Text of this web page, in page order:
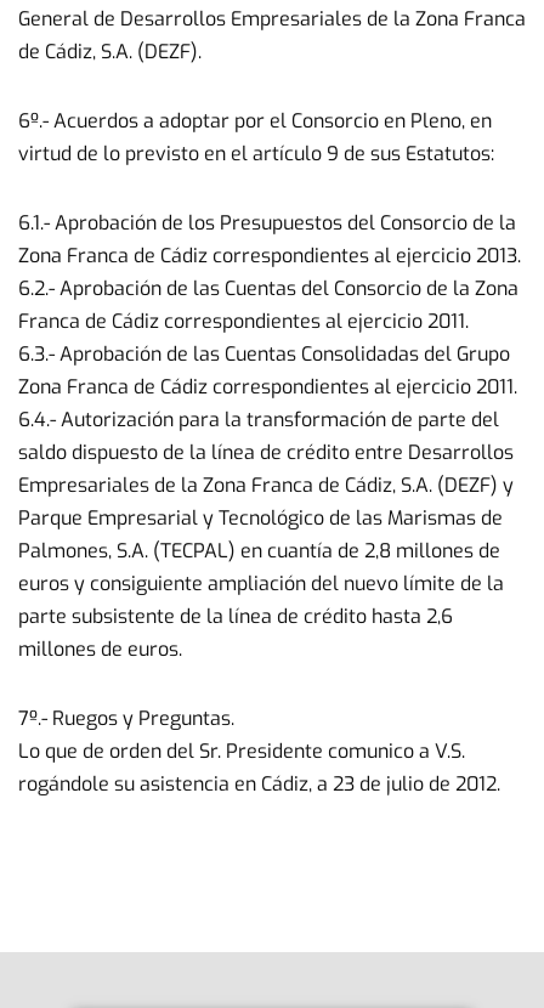
General de Desarrollos Empresariales de la Zona Franca
de Cádiz, S.A. (DEZF).
6º.- Acuerdos a adoptar por el Consorcio en Pleno, en
virtud de lo previsto en el artículo 9 de sus Estatutos:
6.1.- Aprobación de los Presupuestos del Consorcio de la
Zona Franca de Cádiz correspondientes al ejercicio 2013.
6.2.- Aprobación de las Cuentas del Consorcio de la Zona
Franca de Cádiz correspondientes al ejercicio 2011.
6.3.- Aprobación de las Cuentas Consolidadas del Grupo
Zona Franca de Cádiz correspondientes al ejercicio 2011.
6.4.- Autorización para la transformación de parte del
saldo dispuesto de la línea de crédito entre Desarrollos
Empresariales de la Zona Franca de Cádiz, S.A. (DEZF) y
Parque Empresarial y Tecnológico de las Marismas de
Palmones, S.A. (TECPAL) en cuantía de 2,8 millones de
euros y consiguiente ampliación del nuevo límite de la
parte subsistente de la línea de crédito hasta 2,6
millones de euros.
7º.- Ruegos y Preguntas.
Lo que de orden del Sr. Presidente comunico a V.S.
rogándole su asistencia en Cádiz, a 23 de julio de 2012.